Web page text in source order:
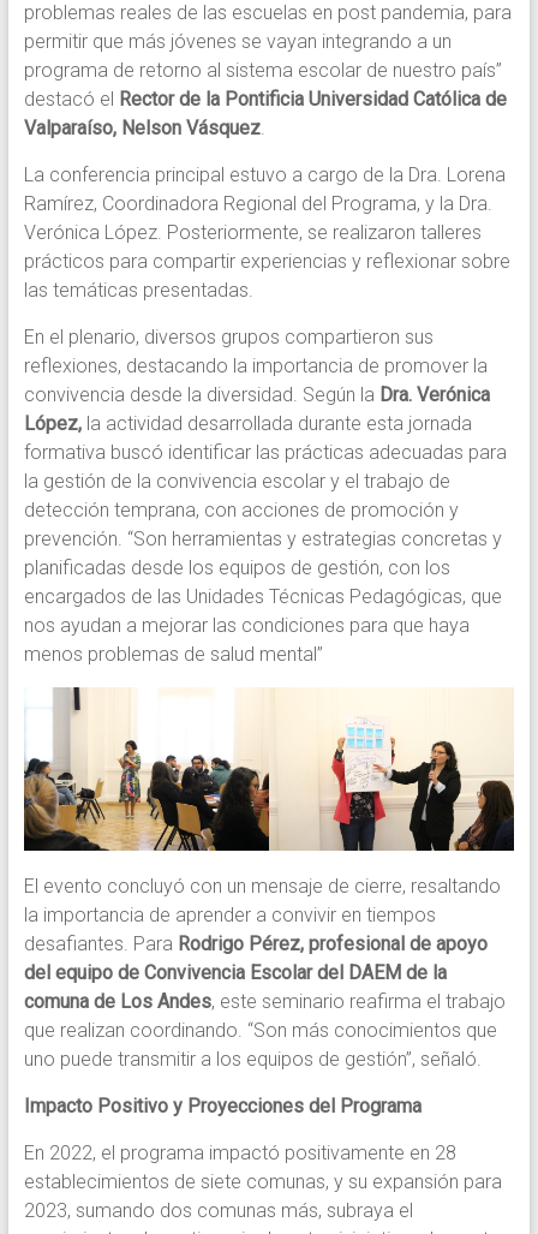
problemas reales de las escuelas en post pandemia, para
permitir que más jóvenes se vayan integrando a un
programa de retorno al sistema escolar de nuestro país”
destacó el Rector de la Pontificia Universidad Católica de
Valparaíso, Nelson Vásquez.
La conferencia principal estuvo a cargo de la Dra. Lorena
Ramírez, Coordinadora Regional del Programa, y la Dra.
Verónica López. Posteriormente, se realizaron talleres
prácticos para compartir experiencias y reflexionar sobre
las temáticas presentadas.
En el plenario, diversos grupos compartieron sus
reflexiones, destacando la importancia de promover la
convivencia desde la diversidad. Según la Dra. Verónica
López,la actividad desarrollada durante esta jornada
formativa buscó identificar las prácticas adecuadas para
la gestión de la convivencia escolar y el trabajo de
detección temprana, con acciones de promoción y
prevención. “Son herramientas y estrategias concretas y
planificadas desde los equipos de gestión, con los
encargados de las Unidades Técnicas Pedagógicas, que
nos ayudan a mejorar las condiciones para que haya
menos problemas de salud mental”
El evento concluyó con un mensaje de cierre, resaltando
la importancia de aprender a convivir en tiempos
desafiantes. Para Rodrigo Pérez, profesional de apoyo
del equipo de Convivencia Escolar del DAEM de la
comuna de Los Andes, este seminario reafirma el trabajo
que realizan coordinando. “Son más conocimientos que
uno puede transmitir a los equipos de gestión”, señaló.
Impacto Positivo y Proyecciones del Programa
En 2022, el programa impactó positivamente en 28
establecimientos de siete comunas, y su expansión para
2023, sumando dos comunas más, subraya el